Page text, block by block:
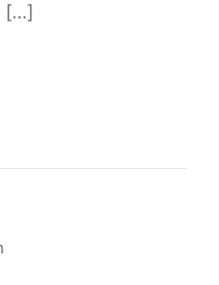
[…]